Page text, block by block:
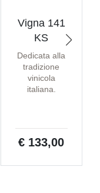
Vigna 141
KS
Dedicata alla
tradizione
vinicola
italiana.
€ 133,00